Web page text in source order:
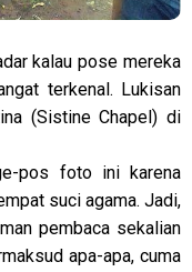
kalau pose mereka
terkenal. Lukisan
(Sistine Chapel) di
pos foto ini karena
suci agama. Jadi,
pembaca sekalian
apa-apa, cuma